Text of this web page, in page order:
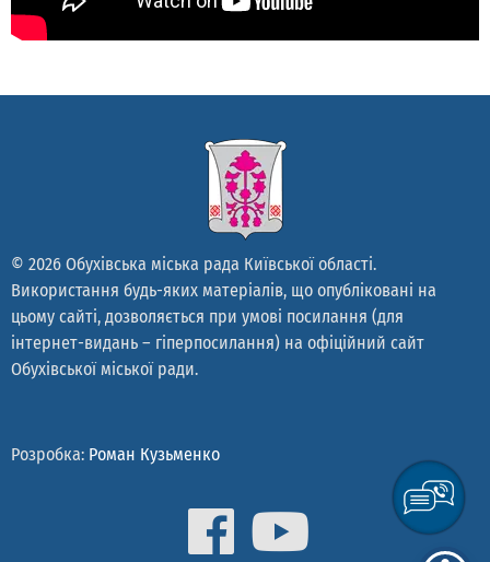
© 2026 Обухівська міська рада Київської області.
Використання будь-яких матеріалів, що опубліковані на
цьому сайті, дозволяється при умові посилання (для
інтернет-видань – гіперпосилання) на офіційний сайт
Обухівської міської ради.
Розробка: Роман Кузьменко